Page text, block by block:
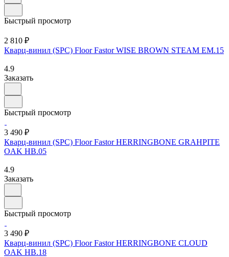
Быстрый просмотр
2 810 ₽
Кварц-винил (SPC) Floor Fastor WISE BROWN STEAM EM.15
4.9
Заказать
Быстрый просмотр
3 490 ₽
Кварц-винил (SPC) Floor Fastor HERRINGBONE GRAHPITE
OAK HB.05
4.9
Заказать
Быстрый просмотр
3 490 ₽
Кварц-винил (SPC) Floor Fastor HERRINGBONE CLOUD
OAK HB.18